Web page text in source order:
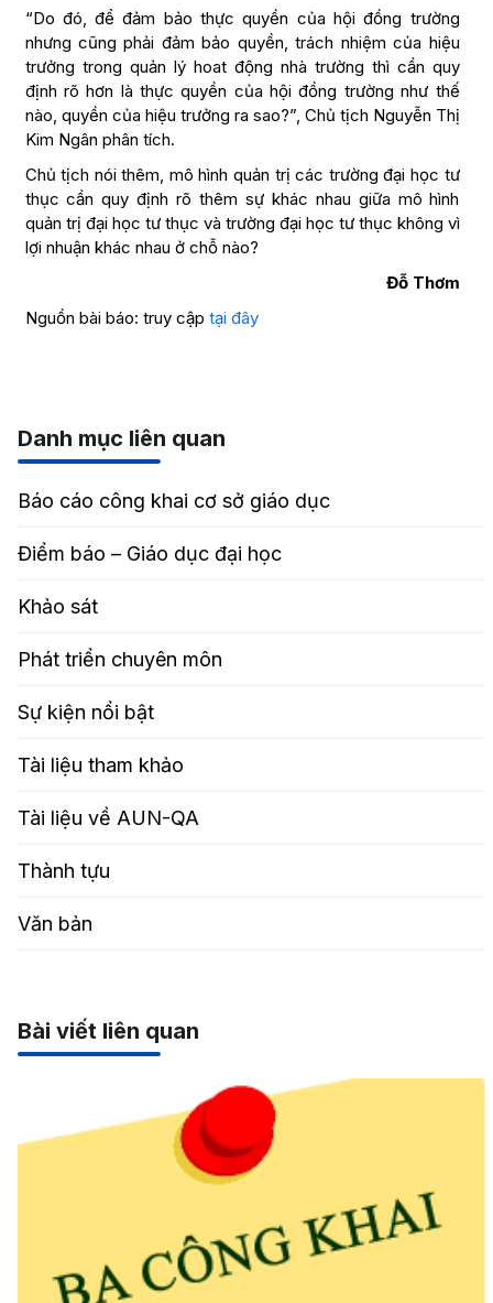
“Do đó, để đảm bảo thực quyền của hội đồng trường
nhưng cũng phải đảm bảo quyền, trách nhiệm của hiệu
trưởng trong quản lý hoat động nhà trường thì cần quy
định rõ hơn là thực quyền của hội đồng trường như thế
nào, quyền của hiệu trưởng ra sao?”, Chủ tịch Nguyễn Thị
Kim Ngân phân tích.
Chủ tịch nói thêm, mô hình quản trị các trường đại học tư
thục cần quy định rõ thêm sự khác nhau giữa mô hình
quản trị đại học tư thục và trường đại học tư thục không vì
lợi nhuận khác nhau ở chỗ nào?
Đỗ Thơm
Nguồn bài báo: truy cập tại đây
Danh mục liên quan
Báo cáo công khai cơ sở giáo dục
Điểm báo – Giáo dục đại học
Khảo sát
Phát triển chuyên môn
Sự kiện nổi bật
Tài liệu tham khảo
Tài liệu về AUN-QA
Thành tựu
Văn bản
Bài viết liên quan